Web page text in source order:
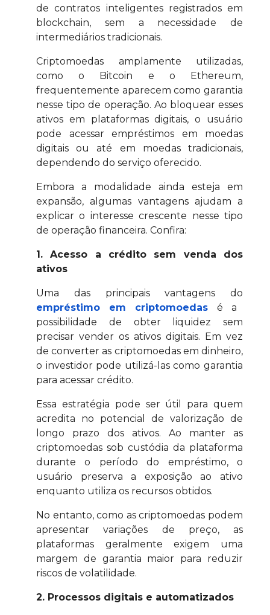
de contratos inteligentes registrados em
blockchain, sem a necessidade de
intermediários tradicionais.
Criptomoedas amplamente utilizadas,
como o Bitcoin e o Ethereum,
frequentemente aparecem como garantia
nesse tipo de operação. Ao bloquear esses
ativos em plataformas digitais, o usuário
pode acessar empréstimos em moedas
digitais ou até em moedas tradicionais,
dependendo do serviço oferecido.
Embora a modalidade ainda esteja em
expansão, algumas vantagens ajudam a
explicar o interesse crescente nesse tipo
de operação financeira. Confira:
1. Acesso a crédito sem venda dos
ativos
Uma das principais vantagens do
empréstimo em criptomoedas é a
possibilidade de obter liquidez sem
precisar vender os ativos digitais. Em vez
de converter as criptomoedas em dinheiro,
o investidor pode utilizá-las como garantia
para acessar crédito.
Essa estratégia pode ser útil para quem
acredita no potencial de valorização de
longo prazo dos ativos. Ao manter as
criptomoedas sob custódia da plataforma
durante o período do empréstimo, o
usuário preserva a exposição ao ativo
enquanto utiliza os recursos obtidos.
No entanto, como as criptomoedas podem
apresentar variações de preço, as
plataformas geralmente exigem uma
margem de garantia maior para reduzir
riscos de volatilidade.
2. Processos digitais e automatizados